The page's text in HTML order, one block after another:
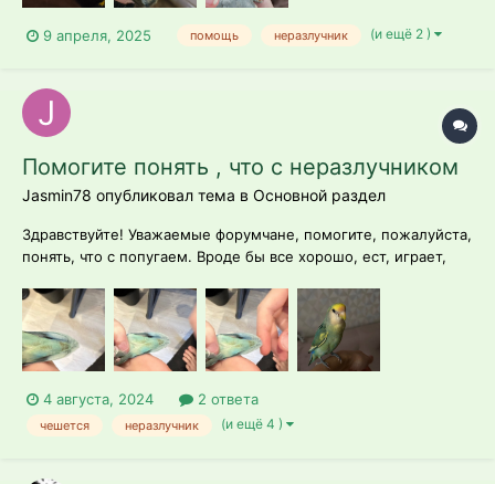
9 апреля, 2025 помощь неразлучник (и ещё 2 )
Помогите понять , что с неразлучником
Jasmin78 опубликовал тема в Основной раздел
Здравствуйте! Уважаемые форумчане, помогите, пожалуйста,
понять, что с попугаем. Вроде бы все хорошо, ест, играет,
что-то еще. Черных точек на перьях нет и на коже тоже
нет.Чешется чаще обычного. Перья переодически летят.
Чистые , черноты нет....
4 августа, 2024 2 ответа
чешется неразлучник (и ещё 4 )